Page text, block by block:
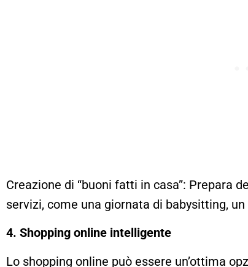
Creazione di “buoni fatti in casa”: Prepara
servizi, come una giornata di babysitting,
4. Shopping online intelligente
Lo shopping online può essere un’ottima